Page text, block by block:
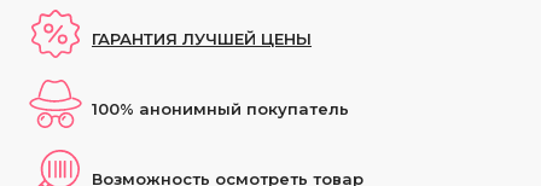
ГАРАНТИЯ ЛУЧШЕЙ ЦЕНЫ
100% анонимный покупатель
Возможность осмотреть товар